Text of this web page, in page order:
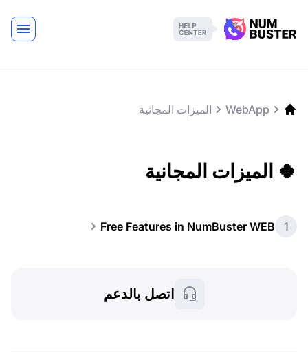
WebApp الميزات المجانية
🍀 الميزات المجانية
1
Free Features in NumBuster WEB
اتصل بالدعم